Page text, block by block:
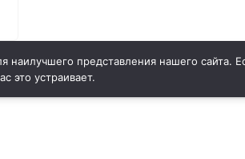
наилучшего представления нашего сайта.
это устраивает.